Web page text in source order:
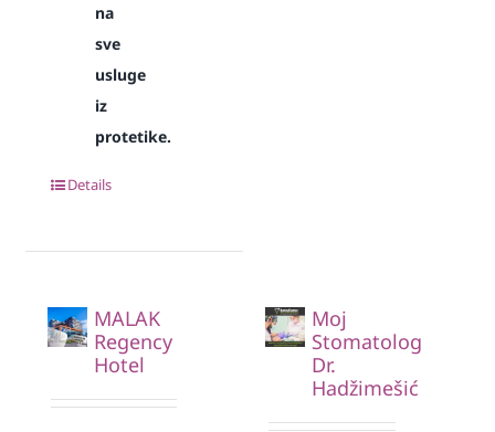
na
sve
usluge
iz
protetike.
Details
MALAK
Regency
Hotel
Moj
Stomatolog
Dr.
Hadžimešić